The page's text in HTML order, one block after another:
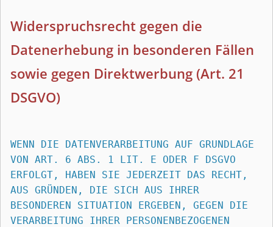
Widerspruchsrecht gegen die
Datenerhebung in besonderen Fällen
sowie gegen Direktwerbung (Art. 21
DSGVO)
WENN DIE DATENVERARBEITUNG AUF GRUNDLAGE
VON ART. 6 ABS. 1 LIT. E ODER F DSGVO
ERFOLGT, HABEN SIE JEDERZEIT DAS RECHT,
AUS GRÜNDEN, DIE SICH AUS IHRER
BESONDEREN SITUATION ERGEBEN, GEGEN DIE
VERARBEITUNG IHRER PERSONENBEZOGENEN